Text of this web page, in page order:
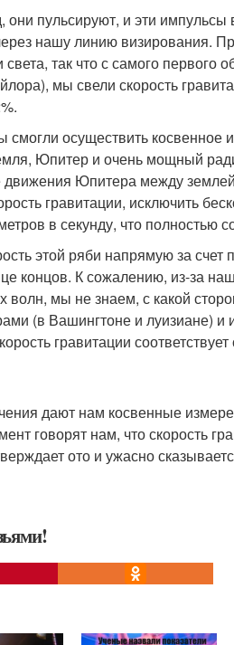
пульсируют, и эти импульсы
нашу линию визирования.
света, так что с самого
мы свели скорость
осуществить косвенное
Юпитер и очень мощный
Юпитера между
гравитации, исключить
в секунду, что полностью
этой ряби напрямую за
концов. К сожалению, из-за
волн, мы не знаем, с какой
(в Вашингтоне и луизиане)
гравитации
дают нам косвенные
говорят нам, что скорость
ото и ужасно